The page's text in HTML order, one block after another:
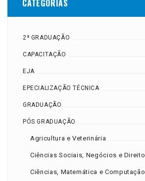
CATEGORIAS
2ª GRADUAÇÃO
CAPACITAÇÃO
EJA
EPECIALIZAÇÃO TÉCNICA
GRADUAÇÃO
PÓS GRADUAÇÃO
Agricultura e Veterinária
Ciências Sociais, Negócios e Direito
Ciências, Matemática e Computação